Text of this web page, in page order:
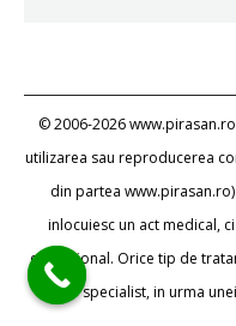
© 2006-2026
utilizarea sau reproducerea
din partea
inlocuiesc un act medical,
educational. Orice tip de
specialist, in urma